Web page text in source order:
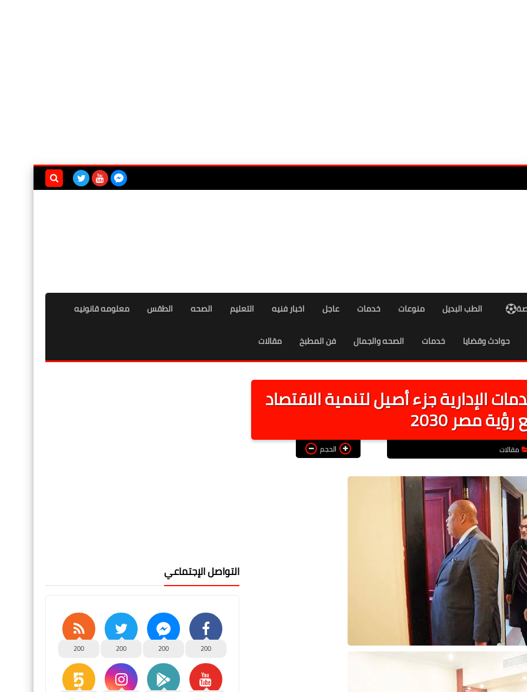
الطب البديل منوعات خدمات عاجل اخبار فنيه التعليم الصحه الطقس معلومه قانونيه
حوادث وقضايا خدمات الصحه والجمال فن المطبخ مقالات
الإدارية جزء أصيل لتنمية الاقتصاد
مصر 2030
مقالات الحجم
التواصل الإجتماعي
200
200
200
200